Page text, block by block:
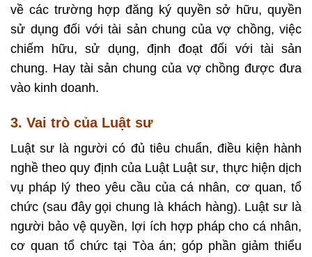
về các trường hợp đăng ký quyền sở hữu, quyền
sử dụng đối với tài sản chung của vợ chồng, việc
chiếm hữu, sử dụng, định đoạt đối với tài sản
chung. Hay tài sản chung của vợ chồng được đưa
vào kinh doanh.
3. Vai trò của Luật sư
Luật sư là người có đủ tiêu chuẩn, điều kiện hành
nghề theo quy định của Luật Luật sư, thực hiện dịch
vụ pháp lý theo yêu cầu của cá nhân, cơ quan, tổ
chức (sau đây gọi chung là khách hàng). Luật sư là
người bảo vệ quyền, lợi ích hợp pháp cho cá nhân,
cơ quan tổ chức tại Tòa án; góp phần giảm thiểu